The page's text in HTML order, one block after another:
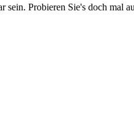
Probieren Sie's doch mal